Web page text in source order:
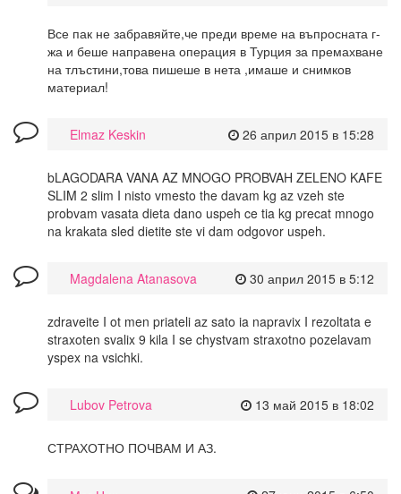
Все пак не забравяйте,че преди време на въпросната г-
жа и беше направена операция в Турция за премахване
на тлъстини,това пишеше в нета ,имаше и снимков
материал!
26 април 2015 в 15:28
Elmaz Keskin
bLAGODARA VANA AZ MNOGO PROBVAH ZELENO KAFE
SLIM 2 slim I nisto vmesto the davam kg az vzeh ste
probvam vasata dieta dano uspeh ce tia kg precat mnogo
na krakata sled dietite ste vi dam odgovor uspeh.
30 април 2015 в 5:12
Magdalena Atanasova
zdraveite I ot men priateli az sato ia napravix I rezoltata e
straxoten svalix 9 kila I se chystvam straxotno pozelavam
yspex na vsichki.
13 май 2015 в 18:02
Lubov Petrova
СТРАХОТНО ПОЧВАМ И АЗ.